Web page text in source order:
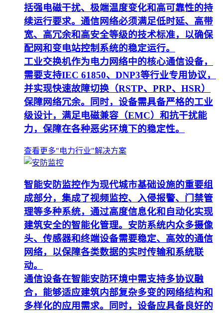
括强电磁干扰、极端温度变化和高可靠性的持
续运行要求。通信网络必须满足低时延、高带
宽、高冗余和高安全等级的技术标准，以确保
配网和变电站控制系统的稳定运行。
工业交换机作为电力网络中的核心通信设备，
需要支持IEC 61850、DNP3等行业专用协议，
并实现快速故障切换（RSTP、PRP、HSR）
保障网络冗余。同时，设备需具备严格的工业
级设计，满足电磁兼容（EMC）和抗干扰能
力，保障在各种恶劣环境下的稳定性。
查看更多"电力行业"解决方案
智能安防监控作为现代城市基础设施的重要组
成部分，集成了视频监控、入侵报警、门禁管
理等多种系统，通过高度信息化和自动化实现
建筑安全的智能化管理。安防系统内众多摄像
头、传感器和终端设备需要稳定、高效的通信
网络，以保障各类数据的实时传输和系统联
动。
通信设备在智能安防环境中需支持多协议融
合，能够适应建筑内部复杂多变的网络结构和
多样化的应用需求。同时，设备应具备良好的